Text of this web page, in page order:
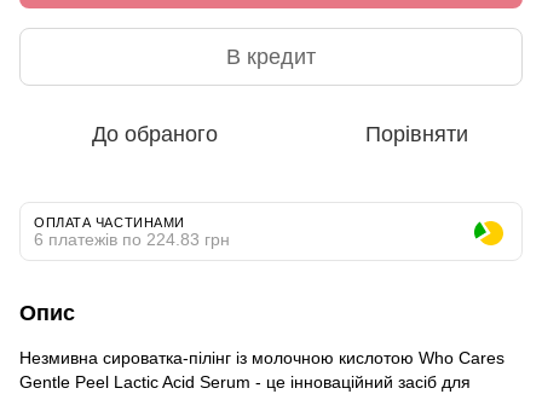
В кредит
До обраного Порівняти
ОПЛАТА ЧАСТИНАМИ
6 платежів по 224.83 грн
Опис
Незмивна сироватка-пілінг із молочною кислотою Who Cares
Gentle Peel Lactic Acid Serum - це інноваційний засіб для